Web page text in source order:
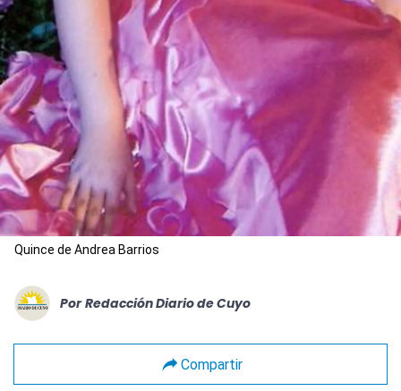
Quince de Andrea Barrios
Por Redacción Diario de Cuyo
Compartir